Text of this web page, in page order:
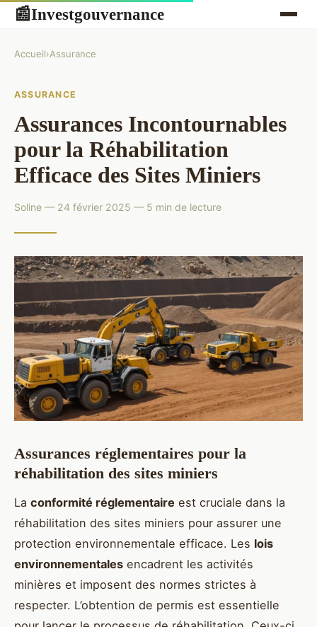
📰Investgouvernance
Accueil›Assurance
ASSURANCE
Assurances Incontournables
pour la Réhabilitation
Efficace des Sites Miniers
Soline — 24 février 2025 — 5 min de lecture
Assurances réglementaires pour la
réhabilitation des sites miniers
La conformité réglementaire est cruciale dans la
réhabilitation des sites miniers pour assurer une
protection environnementale efficace. Les lois
environnementales encadrent les activités
minières et imposent des normes strictes à
respecter. L’obtention de permis est essentielle